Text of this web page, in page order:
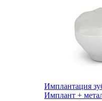
Имплантация
Имплант +